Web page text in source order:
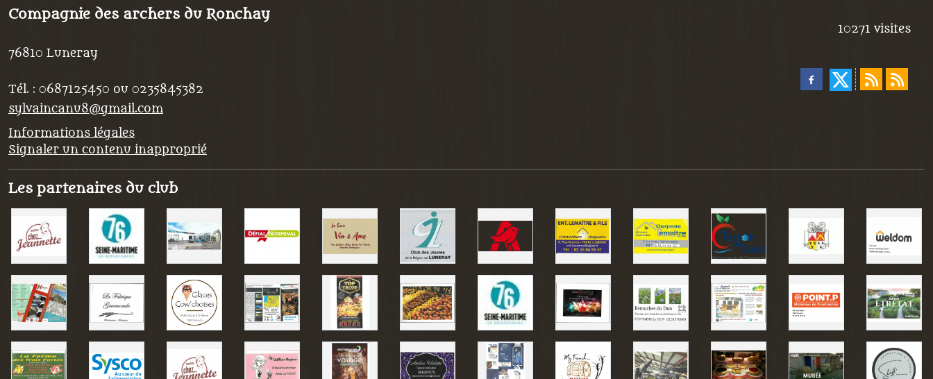
Compagnie des archers du Ronchay
76810 Luneray
Tél. : 0687125450 ou 0235845382
sylvaincanu8@gmail.com
Informations légales
Signaler un contenu inapproprié
10271 visites
Les partenaires du club